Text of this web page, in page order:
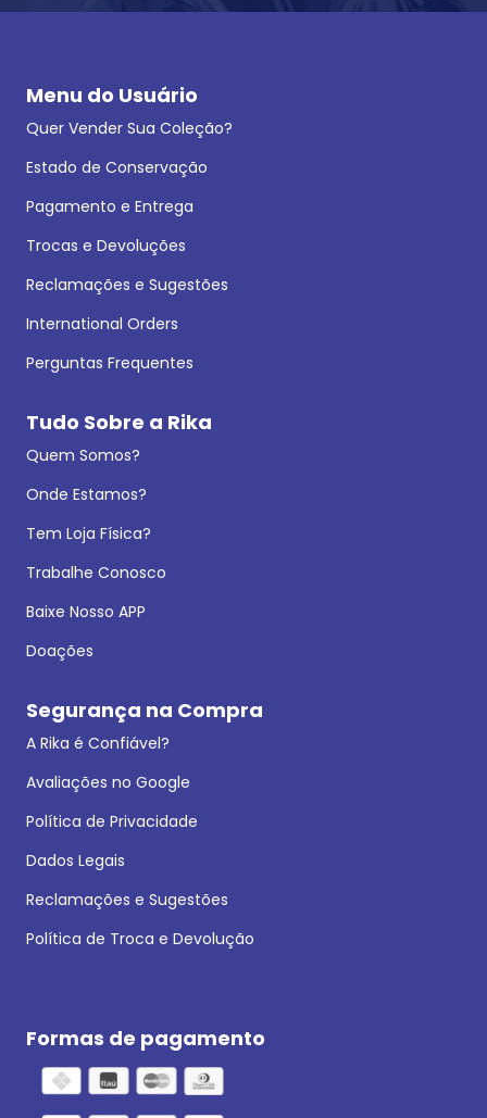
Menu do Usuário
Quer Vender Sua Coleção?
Estado de Conservação
Pagamento e Entrega
Trocas e Devoluções
Reclamações e Sugestões
International Orders
Perguntas Frequentes
Tudo Sobre a Rika
Quem Somos?
Onde Estamos?
Tem Loja Física?
Trabalhe Conosco
Baixe Nosso APP
Doações
Segurança na Compra
A Rika é Confiável?
Avaliações no Google
Política de Privacidade
Dados Legais
Reclamações e Sugestões
Política de Troca e Devolução
Formas de pagamento